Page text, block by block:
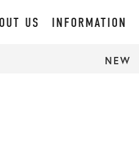
US INFORMATION
NEW